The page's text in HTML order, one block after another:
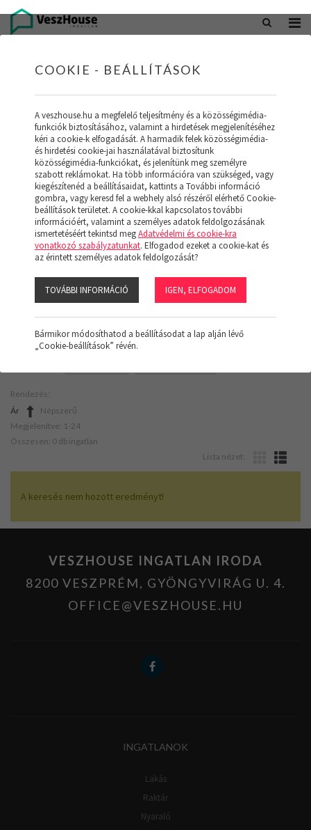
office@veszhouse.hu +36 20 402 5098
INGATLAN KÉSZLETÜNK
(19)
Szűrő megjelenítése
Rendezés:
Ár
Népszerű
Megjelenítve: 1-24
Összesen: 0 db ingatlan
Lista nézet:
A keresés nem hozott eredményt!
VESZHOUSE INGATLAN IRODA
8200 VESZPRÉM, GYÖNGYVIRÁG U. 4.
OFFICE@VESZHOUSE.HU
INGATLANOK
Lakás
Raktár
Nyaraló
COOKIE - BEÁLLÍTÁSOK
A veszhouse.hu a megfelelő teljesítmény és a közösségimédia-
funkciók biztosításához, valamint a hirdetések megjelenítéséhez
kéri a cookie-k elfogadását. A harmadik felek közösségimédia-
és hirdetési cookie-jai használatával biztosítunk
közösségimédia-funkciókat, és jelenítünk meg személyre
szabott reklámokat. Ha több információra van szükséged, vagy
kiegészítenéd a beállításaidat, kattints a További információ
gombra, vagy keresd fel a webhely alsó részéről elérhető Cookie-
beállítások területet. A cookie-kkal kapcsolatos további
információért, valamint a személyes adatok feldolgozásának
ismertetéséért tekintsd megAdatvédelmi és cookie-kra
vonatkozó szabályzatunkat. Elfogadod ezeket a cookie-kat és
az érintett személyes adatok feldolgozását?
TOVÁBBI INFORMÁCIÓ IGEN, ELFOGADOM
Bármikor módosíthatod a beállításodat a lap alján lévő
„Cookie-beállítások” révén.